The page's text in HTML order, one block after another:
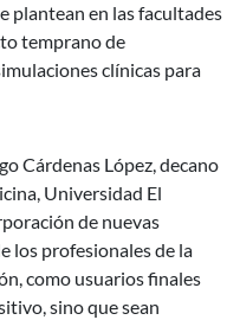
plantean en las facultades
temprano de
clínicas para
Cárdenas López, decano
Universidad El
de nuevas
los profesionales de la
como usuarios finales
sino que sean